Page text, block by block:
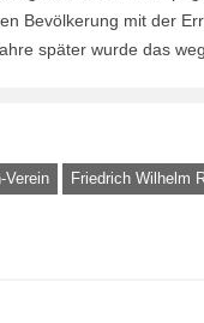
Bevölkerung mit der
später wurde das
Verein Friedrich Wilhelm